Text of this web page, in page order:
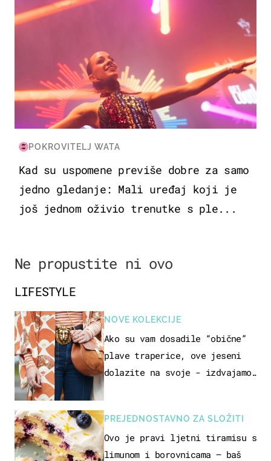
POKROVITELJ WATA
Kad su uspomene previše dobre za samo
jedno gledanje: Mali uređaj koji je
još jednom oživio trenutke s ple...
Ne propustite ni ovo
LIFESTYLE
NOVE KOLEKCIJE
Ako su vam dosadile “obične”
plave traperice, ove jeseni
dolazite na svoje - izdvajamo
PREJEDNOSTAVNO ZA SLOŽITI
Ovo je pravi ljetni tiramisu s
limunom i borovnicama – baš